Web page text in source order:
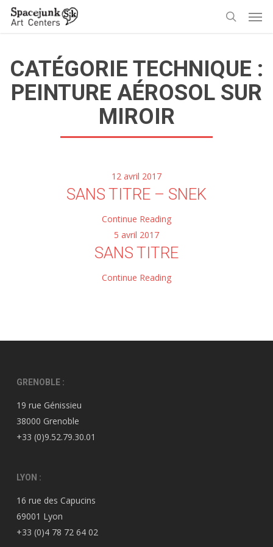
Skip
CATÉGORIE TECHNIQUE :
PEINTURE AÉROSOL SUR
MIROIR
12 avril 2017
SANS TITRE – SNEK
Continue Reading
5 avril 2017
SANS TITRE
Continue Reading
GRENOBLE :
19 rue Génissieu
38000 Grenoble
+33 (0)9.52.79.30.01
LYON :
16 rue des Capucins
69001 Lyon
+33 (0)4 78 72 64 02